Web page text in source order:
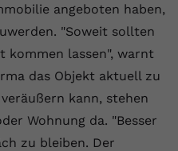
angeboten haben,
"Soweit sollten
kommen lassen", warnt
das Objekt aktuell zu
kann, stehen
Wohnung da. "Besser
zu bleiben. Der